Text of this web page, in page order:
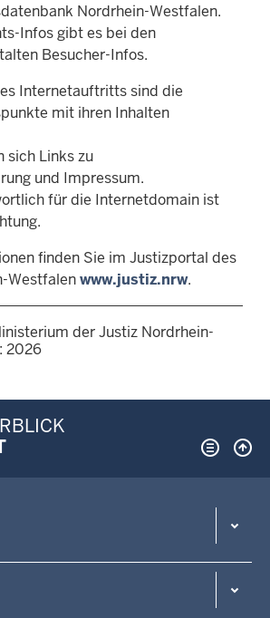
Nordrhein-Westfalen.
Infos gibt es bei den
Besucher-Infos.
Internetauftritts sind die
mit ihren Inhalten
sich Links zu
und Impressum.
für die Internetdomain ist
finden Sie im Justizportal des
Westfalenwww.justiz.nrw.
der Justiz Nordrhein-
2026
Überblick: